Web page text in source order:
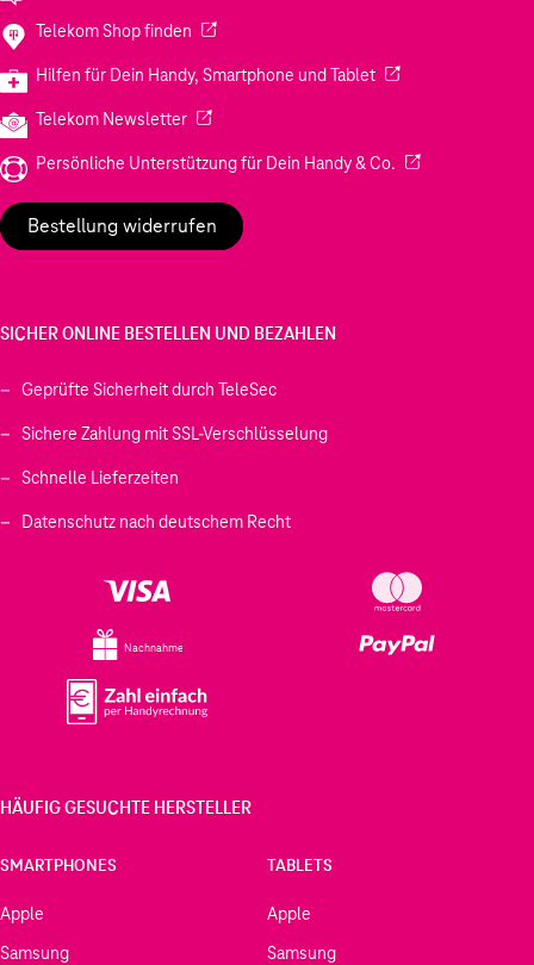
Telekom Shop finden (Wird in einem neuen Tab geöffnet)
Hilfen für Dein Handy, Smartphone und Tablet(Wird in einem
Telekom Newsletter(Wird in einem neuen Tab geöffnet)
Persönliche Unterstützung für Dein Handy & Co. (Wird in einem
Bestellung widerrufen
SICHER ONLINE BESTELLEN UND BEZAHLEN
Geprüfte Sicherheit durch TeleSec
Sichere Zahlung mit SSL-Verschlüsselung
Schnelle Lieferzeiten
Datenschutz nach deutschem Recht
Nachnahme
HÄUFIG GESUCHTE HERSTELLER
SMARTPHONES
Apple
Samsung
TABLETS
Apple
Samsung